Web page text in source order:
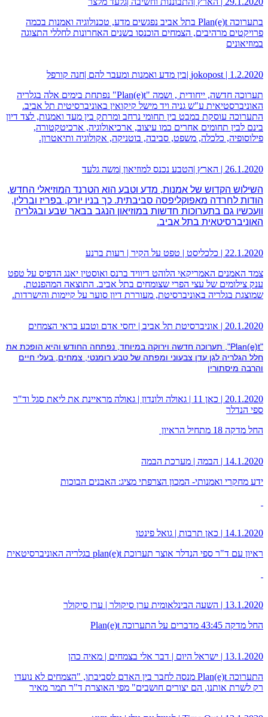
בתערוכה Plan(e)t בתל אביב נפגשים מדע, טכנולוגיה ואמנות בכמה
פרויקטים מרהיבים, הצמחים הוכנסו בשנים האחרונות לחללי התצוגה
במוזיאונים
1.2.2020 | jokopost |בין מדע ואמנות ומעבר להם |חנה קורפל
תערוכה חדשה, ייחודית , ושמה "Plan(e)t" נפתחת בימים אלה בגלריה
האוניברסטיאית ע"ש גניה ויד מישל קיקואין באוניברסיטית תל אביב.
התערוכה עוסקת במבט בין תחומי נרחב ומרתק בין מעד ואמנות, לצד דיון
בינם לבין תחומים אחרים כמו עיצוב, ארכיאולוגיה, ארכיטקטורה,
פילוסופיה, כלכלה, משפט, סביבה, בוטניקה, אקולוגיה ותיאטרון.
26.1.2020 | הארץ |הטבע נכנס למוזיאון |משה גלעד
השילוש הקדוש של אמנות, מדע וטבע הוא הטרנד המוזיאלי החדש,
הודות לחרדה מאפוקליפסה סביבתית. כך בניו יורק, בפריז וברלין,
וועכשיו גם בתערוכות חדשות במוזיאון הנגב בבאר שבע ובגלריה
האוניברסיטאית בתל אביב.
22.1.2020 | כלכליסט | טפט על הקיר | רעות ברנע
צמד האמנים האמריקאי הלוהט דיוויד ברנס ואוסטין יאנג הדפיס על טפט
ענק צילומים של עצי הפרי שצומחים בתל אביב. התוצאה המהפנטת,
שמוצגת בגלריה באוניברסיטת, מעוררת דיון סוער על קיימות והישרדות.
20.1.2020 | אוניברסיטת תל אביב | יחסי אדם וטבע בראי הצמחים
"Plan(e)t", תערוכה חדשה וירוקה במיוחד, נפתחה החודש
והיא הופכת את
חלל הגלריה לגן עדן צבעוני ומפתה של טבע רומנטי, צמחים, בעלי חיים
והרבה מיסתורין
20.1.2020 | כאן 11 | גאולה ולונדון | גאולה מראיינת את ליאת סגל וד"ר
ספי הנדלר
החל מדקה 18 מתחיל הראיון
14.1.2020 | הבמה | מערכת הבמה
ידע מחקרי ואמנותי- המכון הצרפתי מציג: האבנים הבוכות
14.1.2020 | כאן תרבות | גואל פינטו
ראיון עם ד"ר ספי הנדלר אוצר תערוכת plan(e)t בגלריה האוניברסיטאית
13.1.2020 | השעה הבינלאומית ערן סיקולר | ערן סיקולר
החל מדקה 43:45 מדברים על התערוכה Plan(e)t
13.1.2020 | ישראל היום | דבר אלי בצמחים | מאיה כהן
התערוכה Plan(e)t מנסה לחבר בין האדם לסביבתו, "הצמחים לא נועדו
רק לשרת אותנו, הם יצורים חושבים" מפי האוצרת ד"ר תמר מאיר